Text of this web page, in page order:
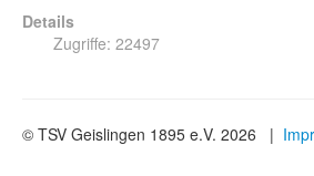
Details
Zugriffe: 22497
© TSV Geislingen 1895 e.V. 2026 |